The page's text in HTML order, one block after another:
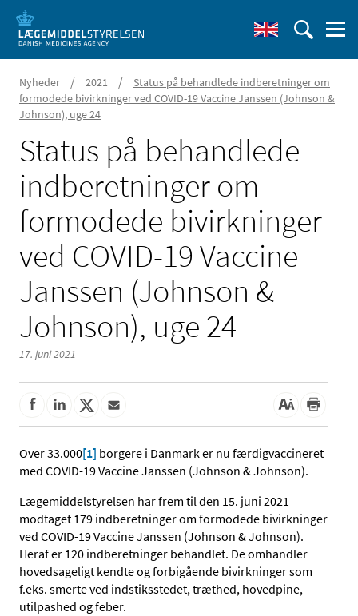
Nyheder / 2021 /
Status på behandlede indberetninger om
formodede bivirkninger ved COVID-19 Vaccine Janssen (Johnson &
Johnson), uge 24
Status på behandlede
indberetninger om
formodede bivirkninger
ved COVID-19 Vaccine
Janssen (Johnson &
Johnson), uge 24
17. juni 2021
Over 33.000[1] borgere i Danmark er nu færdigvaccineret
med COVID-19 Vaccine Janssen (Johnson & Johnson).
Lægemiddelstyrelsen har frem til den 15. juni 2021
modtaget 179 indberetninger om formodede bivirkninger
ved COVID-19 Vaccine Janssen (Johnson & Johnson).
Heraf er 120 indberetninger behandlet. De omhandler
hovedsageligt kendte og forbigående bivirkninger som
f.eks. smerte ved indstiksstedet, træthed, hovedpine,
utilpashed og feber.